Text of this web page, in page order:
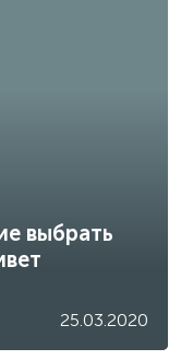
выбрать
25.03.2020